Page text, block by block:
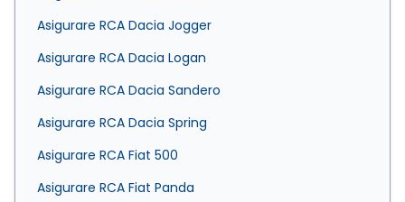
Asigurare RCA Dacia Jogger
Asigurare RCA Dacia Logan
Asigurare RCA Dacia Sandero
Asigurare RCA Dacia Spring
Asigurare RCA Fiat 500
Asigurare RCA Fiat Panda